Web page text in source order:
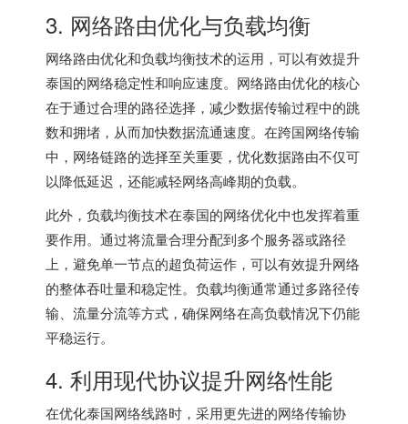
3. 网络路由优化与负载均衡
网络路由优化和负载均衡技术的运用，可以有效提升
泰国的网络稳定性和响应速度。网络路由优化的核心
在于通过合理的路径选择，减少数据传输过程中的跳
数和拥堵，从而加快数据流通速度。在跨国网络传输
中，网络链路的选择至关重要，优化数据路由不仅可
以降低延迟，还能减轻网络高峰期的负载。
此外，负载均衡技术在泰国的网络优化中也发挥着重
要作用。通过将流量合理分配到多个服务器或路径
上，避免单一节点的超负荷运作，可以有效提升网络
的整体吞吐量和稳定性。负载均衡通常通过多路径传
输、流量分流等方式，确保网络在高负载情况下仍能
平稳运行。
4. 利用现代协议提升网络性能
在优化泰国网络线路时，采用更先进的网络传输协